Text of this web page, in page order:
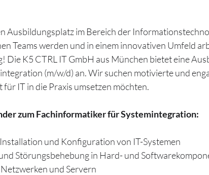
Ausbildungsplatz im Bereich der
Teams werden und in einem innovativen Umfeld
Die K5 CTRL IT GmbH aus München bietet eine
(m/w/d) an. Wir suchen motivierte und
IT in die Praxis umsetzen möchten.
zum Fachinformatiker für Systemintegration:
und Konfiguration von IT-Systemen
Störungsbehebung in Hard- und
und Servern